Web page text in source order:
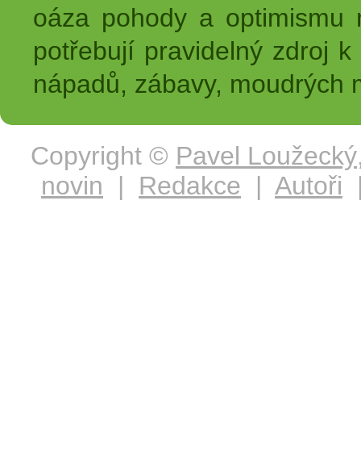
oáza pohody a
potřebují pravidelný zdroj
nápadů, zábavy, moudrých
Copyright © Pavel Loužecký
novin | Redakce | Autoři